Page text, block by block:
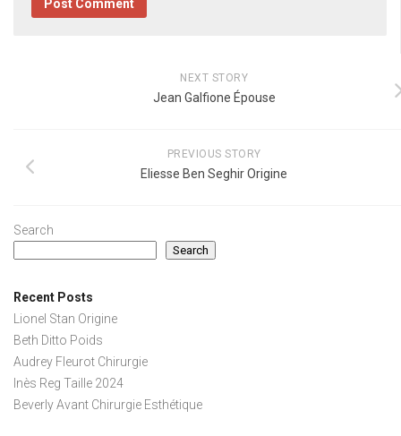
NEXT STORY
Jean Galfione Épouse
PREVIOUS STORY
Eliesse Ben Seghir Origine
Search
Search
Recent Posts
Lionel Stan Origine
Beth Ditto Poids
Audrey Fleurot Chirurgie
Inès Reg Taille 2024
Beverly Avant Chirurgie Esthétique